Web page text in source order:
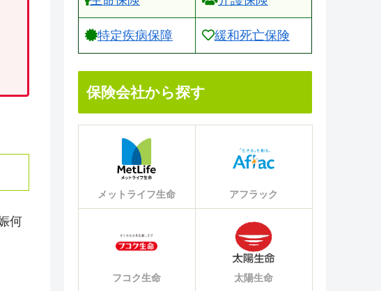
何
特定疾病保障 緩和死亡保険
保険会社から探す
メットライフ生命 アフラック
フコク生命 太陽生命